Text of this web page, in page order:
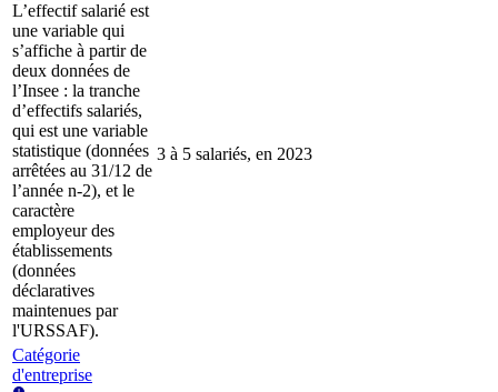
L’effectif salarié est
une variable qui
s’affiche à partir de
deux données de
l’Insee : la tranche
d’effectifs salariés,
qui est une variable
statistique (données
arrêtées au 31/12 de
l’année n-2), et le
caractère
employeur des
établissements
(données
déclaratives
maintenues par
l'URSSAF).
3 à 5 salariés, en 2023
Catégorie
d'entreprise